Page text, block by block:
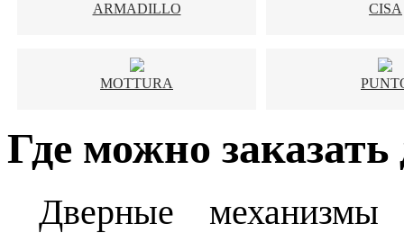
ARMADILLO CISA
MOTTURA
Где можно
Дверные механизмы